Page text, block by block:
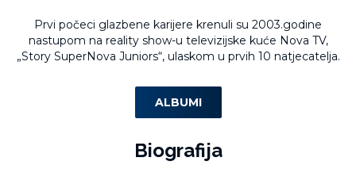
Prvi počeci glazbene karijere krenuli su 2003.godine
nastupom na reality show-u televizijske kuće Nova TV,
„Story SuperNova Juniors“, ulaskom u prvih 10 natjecatelja.
ALBUMI
Biografija